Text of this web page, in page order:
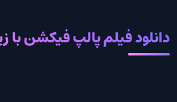
دانلود فیلم پالپ فیکشن با